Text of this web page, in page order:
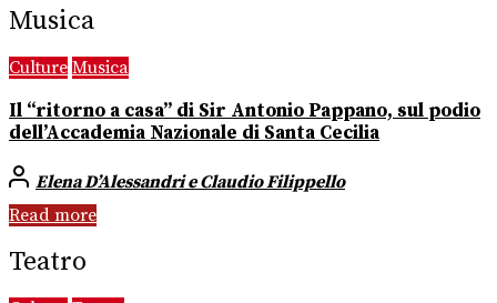
Musica
Culture Musica
Il “ritorno a casa” di Sir Antonio Pappano, sul podio
dell’Accademia Nazionale di Santa Cecilia
Elena D’Alessandri e Claudio Filippello
Read more
Teatro